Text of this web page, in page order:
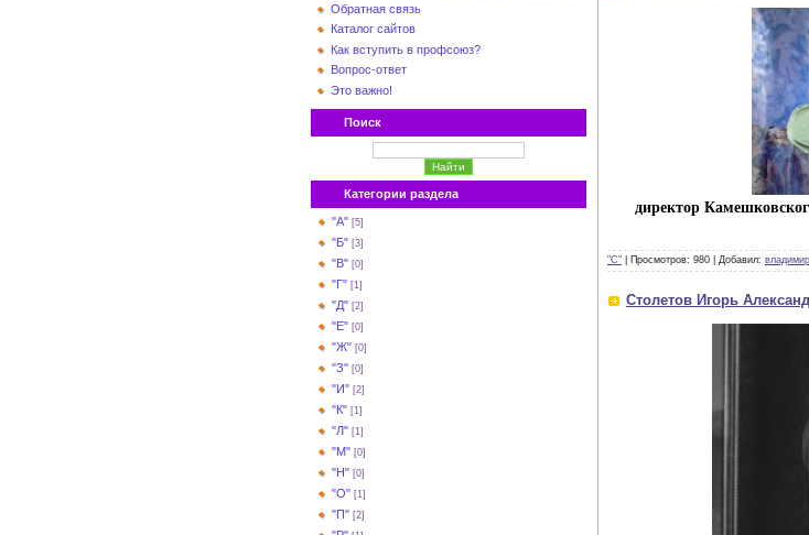
Обратная связь
Каталог сайтов
Как вступить в профсоюз?
Вопрос-ответ
Это важно!
Поиск
Категории раздела
"А" [5]
"Б" [3]
"В" [0]
"Г" [1]
"Д" [2]
"Е" [0]
"Ж" [0]
"З" [0]
"И" [2]
"К" [1]
"Л" [1]
"М" [0]
"Н" [0]
"О" [1]
"П" [2]
директор
"С" Просмотров: 980 Добавил: владимир
Столетов Игорь